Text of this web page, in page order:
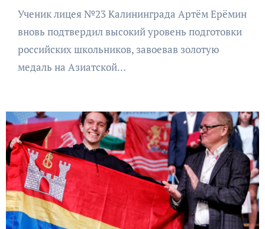
Ученик лицея №23 Калининграда Артём Ерёмин
вновь подтвердил высокий уровень подготовки
российских школьников, завоевав золотую
медаль на Азиатской…